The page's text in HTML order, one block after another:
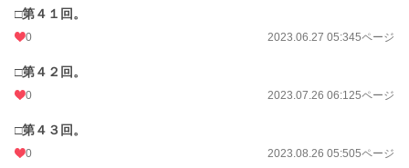
□第４１回。
0 2023.06.27 05:345ページ
□第４２回。
0 2023.07.26 06:125ページ
□第４３回。
0 2023.08.26 05:505ページ